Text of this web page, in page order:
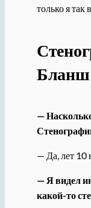
только я так
Бланш
—
— Да, лет 10
— Я видел
какой-то